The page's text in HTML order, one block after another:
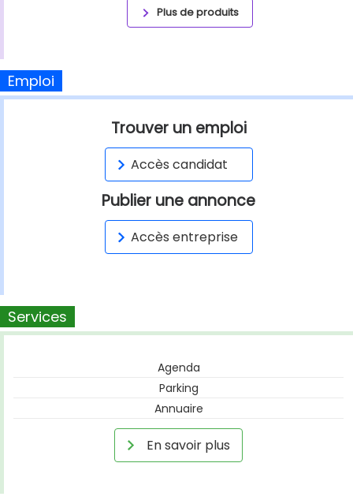
Plus de produits
Emploi
Trouver un emploi
Accès candidat
Publier une annonce
Accès entreprise
Services
Agenda
Parking
Annuaire
En savoir plus